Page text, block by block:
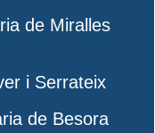
de Miralles
i Serrateix
de Besora